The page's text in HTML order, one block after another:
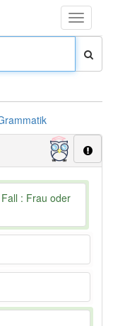
Toggle
: Frau oder